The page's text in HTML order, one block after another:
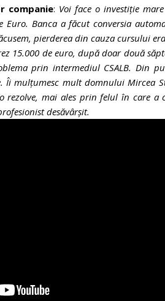
companie: Voi face o investiție
Banca a făcut conversia
pierderea din cauza cursului
15.000 de euro, după doar două
prin intermediul CSALB. Din
Îi mulțumesc mult domnului Mircea
rezolve, mai ales prin felul în care
desăvârșit.